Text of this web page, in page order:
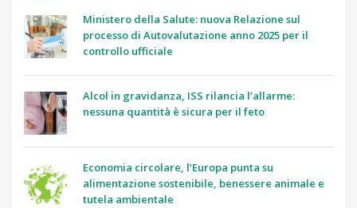
Ministero della Salute: nuova Relazione sul
processo di Autovalutazione anno 2025 per il
controllo ufficiale
Alcol in gravidanza, ISS rilancia l’allarme:
nessuna quantità è sicura per il feto
Economia circolare, l’Europa punta su
alimentazione sostenibile, benessere animale e
tutela ambientale